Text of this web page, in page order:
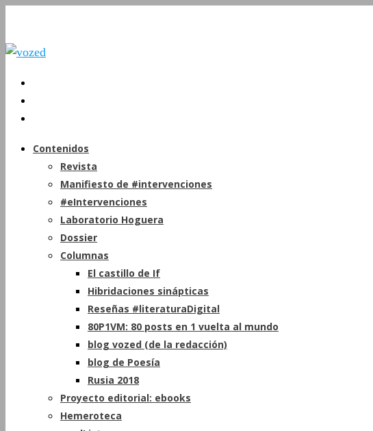
Contenidos
Revista
Manifiesto de #intervenciones
#eIntervenciones
Laboratorio Hoguera
Dossier
Columnas
El castillo de If
Hibridaciones sinápticas
Reseñas #literaturaDigital
80P1VM: 80 posts en 1 vuelta al mundo
blog vozed (de la redacción)
blog de Poesía
Rusia 2018
Proyecto editorial: ebooks
Hemeroteca